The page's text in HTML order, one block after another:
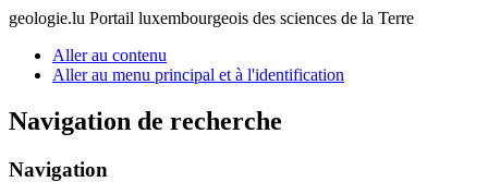
geologie.lu Portail luxembourgeois des sciences de la Terre
Aller au contenu
Aller au menu principal et à l'identification
Navigation de recherche
Navigation